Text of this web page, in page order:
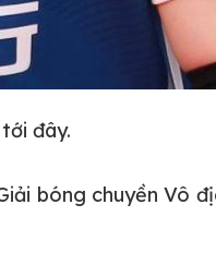
đây.
bóng chuyền Vô